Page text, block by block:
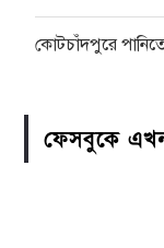
কোটচাঁদপুরে
ফেসবুকে